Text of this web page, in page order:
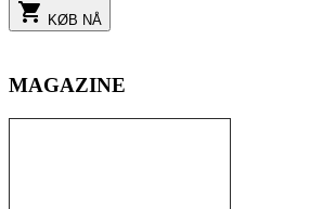
 KØB NÅ
MAGAZINE